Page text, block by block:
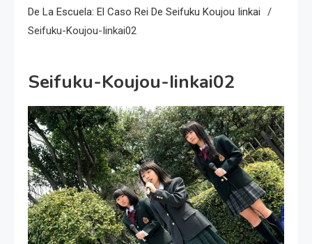
De La Escuela: El Caso Rei De Seifuku Koujou Iinkai
Seifuku-Koujou-Iinkai02
Seifuku-Koujou-Iinkai02